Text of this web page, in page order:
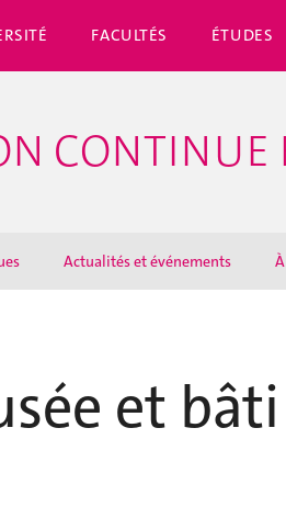
FACULTÉS ÉTUDES
CONTINUE
Actualités et événements
et bâti